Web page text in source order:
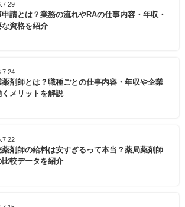
申請とは？業務の流れやRAの仕事内容・年収・
な資格を紹介
薬剤師とは？職種ごとの仕事内容・年収や企業
くメリットを解説
薬剤師の給料は安すぎるって本当？薬局薬剤師
比較データを紹介